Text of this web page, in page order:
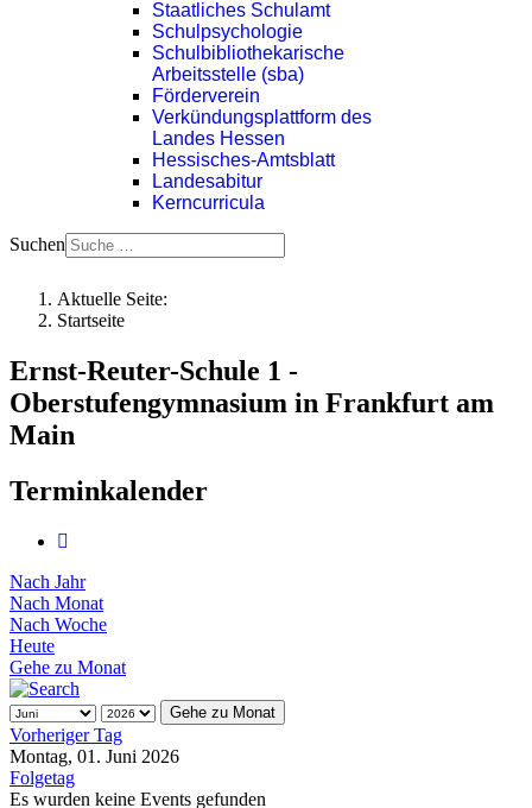
Staatliches Schulamt
Schulpsychologie
Schulbibliothekarische
Arbeitsstelle (sba)
Förderverein
Verkündungsplattform des
Landes Hessen
Hessisches-Amtsblatt
Landesabitur
Kerncurricula
Suchen
Aktuelle Seite:
Startseite
Ernst-Reuter-Schule 1 -
Oberstufengymnasium in Frankfurt am
Main
Terminkalender
Nach Jahr
Nach Monat
Nach Woche
Heute
Gehe zu Monat
Gehe zu Monat
Vorheriger Tag
Montag, 01. Juni 2026
Folgetag
Es wurden keine Events gefunden